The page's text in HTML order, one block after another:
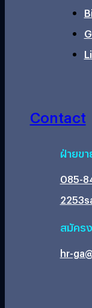
Contact
ฝ่ายข
085-
2253
สมัคร
hr-